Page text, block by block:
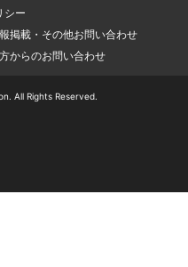
シー
掲載・その他お問い合わせ
からのお問い合わせ
All Rights Reserved.